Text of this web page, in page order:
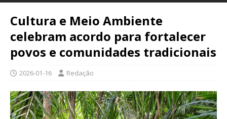
Cultura e Meio Ambiente
celebram acordo para fortalecer
povos e comunidades tradicionais
2026-01-16 Redação